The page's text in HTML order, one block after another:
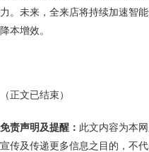
力。未来，全来店将持续加速智
降本增效。
（正文已结束）
免责声明及提醒： 此文内容为本
宣传及传递更多信息之目的，不